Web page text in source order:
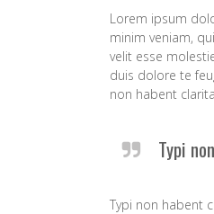
Lorem ipsum
minim veniam,
velit esse
duis dolore te
non habent
Typi
Typi non habent